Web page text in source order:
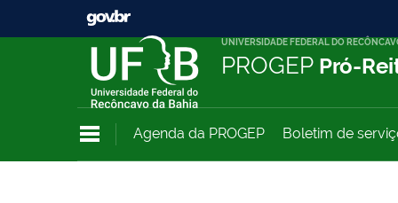
UNIVERSIDADE FEDERAL DO
PROGEP Pró-
Agenda da PROGEP Boletim de